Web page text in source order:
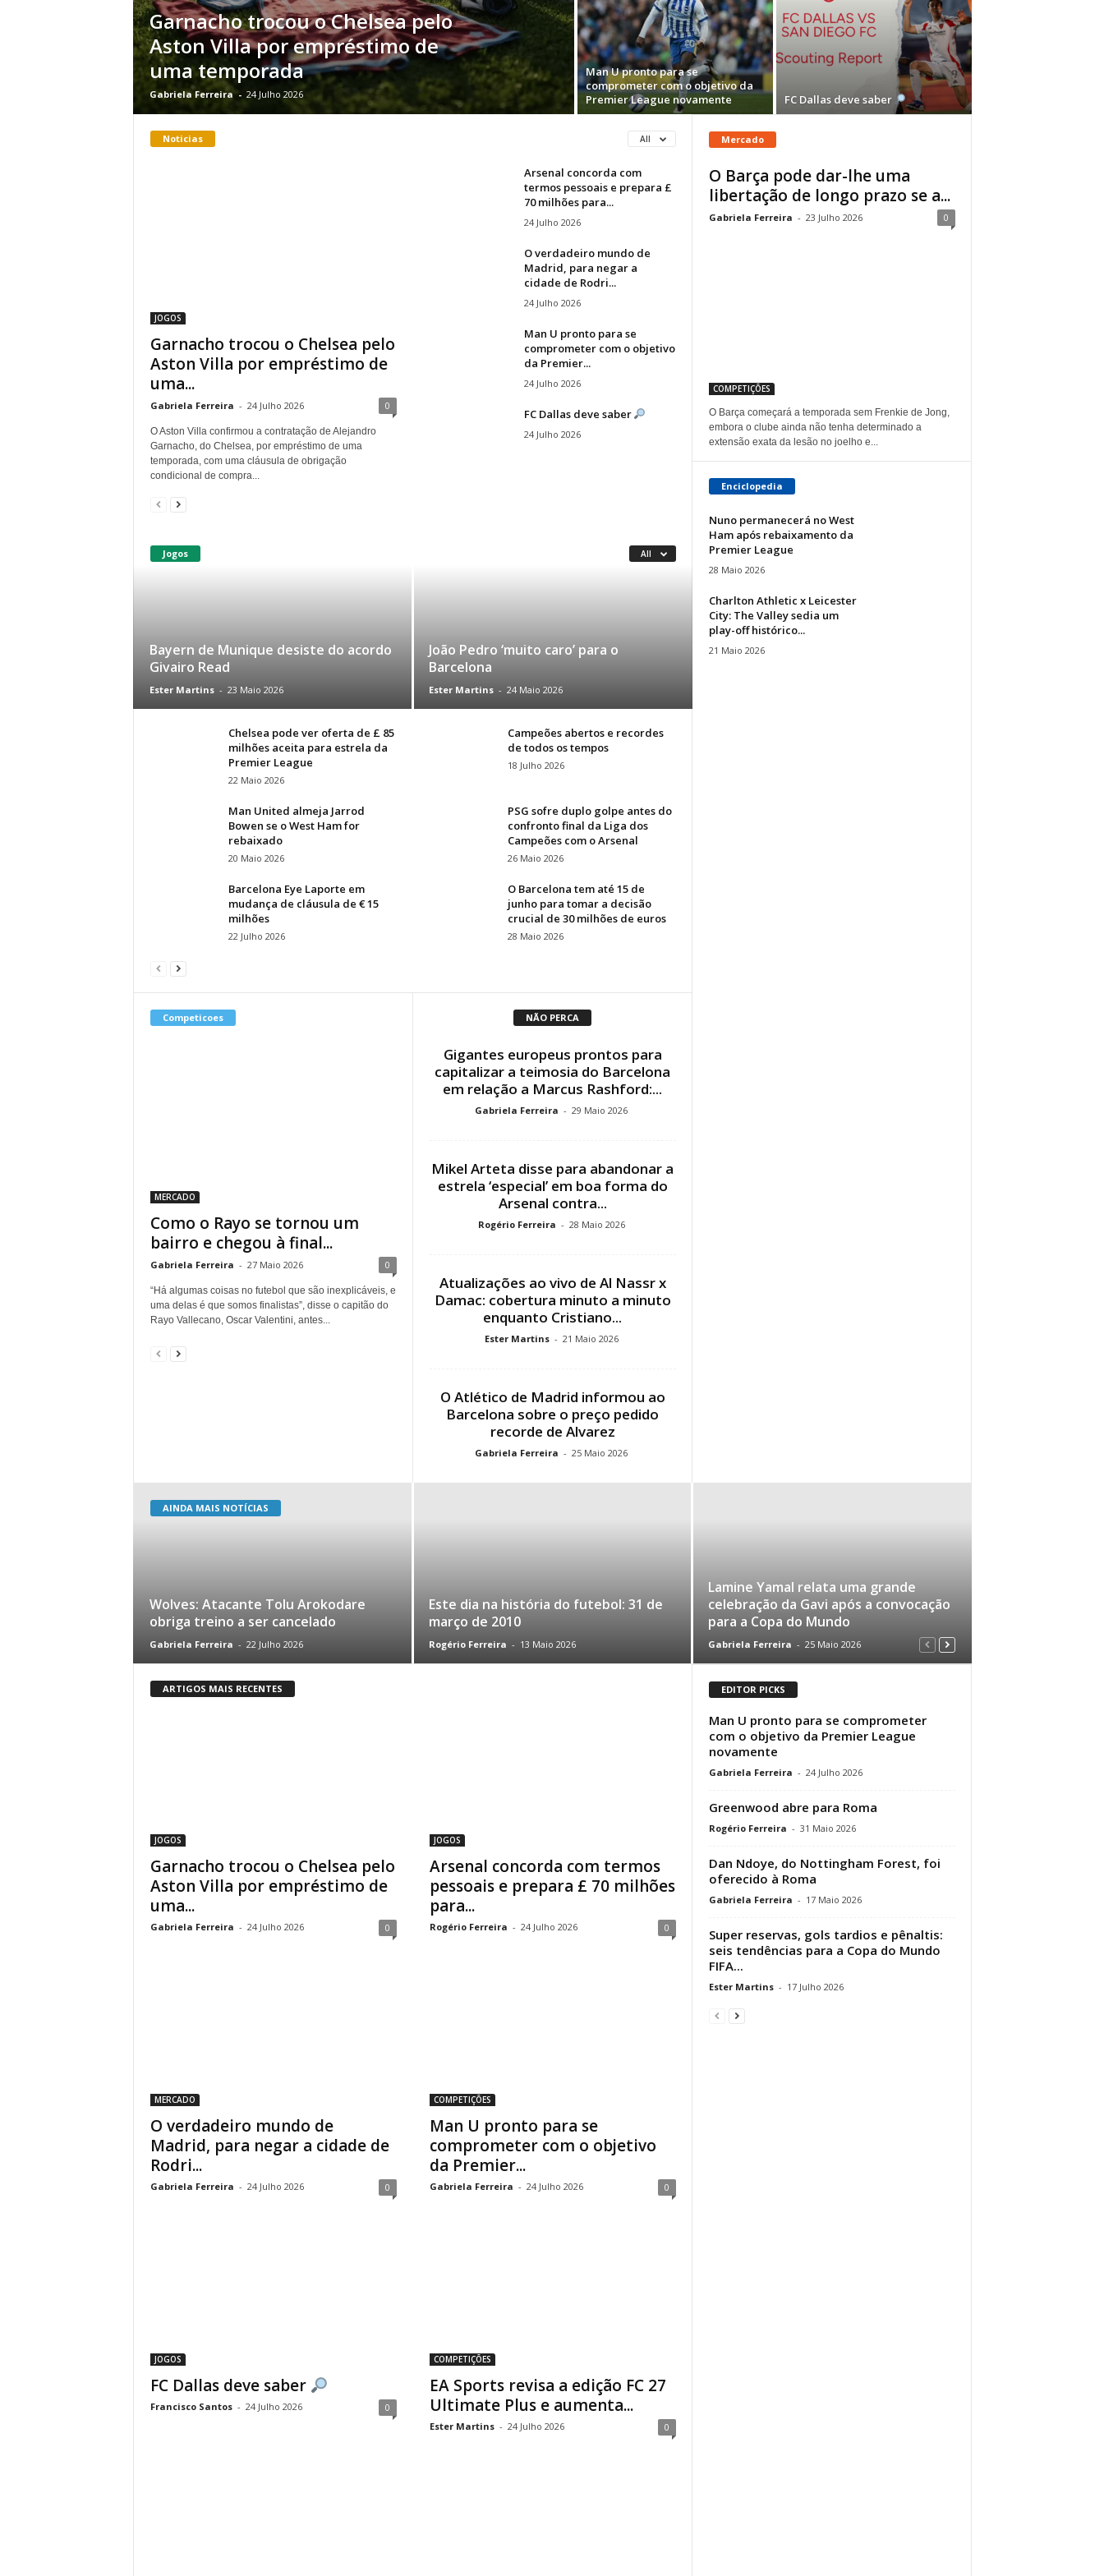
Garnacho trocou o Chelsea pelo
Aston Villa por empréstimo de
uma temporada
Gabriela Ferreira - 24 Julho 2026
Man U pronto para se
comprometer com o objetivo da
Premier League novamente
FC Dallas deve saber
Noticias All
JOGOS
Garnacho trocou o Chelsea pelo
Aston Villa por empréstimo de
uma...
Gabriela Ferreira - 24 Julho 2026 0
O Aston Villa confirmou a contratação de Alejandro
Garnacho, do Chelsea, por empréstimo de uma
temporada, com uma cláusula de obrigação
condicional de compra...
Arsenal concorda com
termos pessoais e prepara £
70 milhões para...
24 Julho 2026
O verdadeiro mundo de
Madrid, para negar a
cidade de Rodri...
24 Julho 2026
Man U pronto para se
comprometer com o objetivo
da Premier...
24 Julho 2026
FC Dallas deve saber
24 Julho 2026
Jogos All
Bayern de Munique desiste do acordo
Givairo Read
Ester Martins - 23 Maio 2026
João Pedro ‘muito caro’ para o
Barcelona
Ester Martins - 24 Maio 2026
Chelsea pode ver oferta de £ 85
milhões aceita para estrela da
Premier League
22 Maio 2026
Campeões abertos e recordes
de todos os tempos
18 Julho 2026
Man United almeja Jarrod
Bowen se o West Ham for
rebaixado
20 Maio 2026
PSG sofre duplo golpe antes do
confronto final da Liga dos
Campeões com o Arsenal
26 Maio 2026
Barcelona Eye Laporte em
mudança de cláusula de € 15
milhões
22 Julho 2026
O Barcelona tem até 15 de
junho para tomar a decisão
crucial de 30 milhões de euros
28 Maio 2026
Competicoes
MERCADO
Como o Rayo se tornou um
bairro e chegou à final...
Gabriela Ferreira - 27 Maio 2026 0
“Há algumas coisas no futebol que são inexplicáveis, e
uma delas é que somos finalistas”, disse o capitão do
Rayo Vallecano, Oscar Valentini, antes...
NÃO PERCA
Gigantes europeus prontos para
capitalizar a teimosia do Barcelona
em relação a Marcus Rashford:...
Gabriela Ferreira - 29 Maio 2026
Mikel Arteta disse para abandonar a
estrela ‘especial’ em boa forma do
Arsenal contra...
Rogério Ferreira - 28 Maio 2026
Atualizações ao vivo de Al Nassr x
Damac: cobertura minuto a minuto
enquanto Cristiano...
Ester Martins - 21 Maio 2026
O Atlético de Madrid informou ao
Barcelona sobre o preço pedido
recorde de Alvarez
Gabriela Ferreira - 25 Maio 2026
Mercado
O Barça pode dar-lhe uma
libertação de longo prazo se a...
Gabriela Ferreira - 23 Julho 2026 0
COMPETIÇÕES
O Barça começará a temporada sem Frenkie de Jong,
embora o clube ainda não tenha determinado a
extensão exata da lesão no joelho e...
Enciclopedia
Nuno permanecerá no West
Ham após rebaixamento da
Premier League
28 Maio 2026
Charlton Athletic x Leicester
City: The Valley sedia um
play-off histórico...
21 Maio 2026
AINDA MAIS NOTÍCIAS
Wolves: Atacante Tolu Arokodare
obriga treino a ser cancelado
Gabriela Ferreira - 22 Julho 2026
Este dia na história do futebol: 31 de
março de 2010
Rogério Ferreira - 13 Maio 2026
Lamine Yamal relata uma grande
celebração da Gavi após a convocação
para a Copa do Mundo
Gabriela Ferreira - 25 Maio 2026
ARTIGOS MAIS RECENTES
JOGOS
Garnacho trocou o Chelsea pelo
Aston Villa por empréstimo de
uma...
Gabriela Ferreira - 24 Julho 2026 0
JOGOS
Arsenal concorda com termos
pessoais e prepara £ 70 milhões
para...
Rogério Ferreira - 24 Julho 2026 0
MERCADO
O verdadeiro mundo de
Madrid, para negar a cidade de
Rodri...
Gabriela Ferreira - 24 Julho 2026 0
COMPETIÇÕES
Man U pronto para se
comprometer com o objetivo
da Premier...
Gabriela Ferreira - 24 Julho 2026 0
JOGOS
FC Dallas deve saber
Francisco Santos - 24 Julho 2026 0
COMPETIÇÕES
EA Sports revisa a edição FC 27
Ultimate Plus e aumenta...
Ester Martins - 24 Julho 2026 0
EDITOR PICKS
Man U pronto para se comprometer
com o objetivo da Premier League
novamente
Gabriela Ferreira - 24 Julho 2026
Greenwood abre para Roma
Rogério Ferreira - 31 Maio 2026
Dan Ndoye, do Nottingham Forest, foi
oferecido à Roma
Gabriela Ferreira - 17 Maio 2026
Super reservas, gols tardios e pênaltis:
seis tendências para a Copa do Mundo
FIFA...
Ester Martins - 17 Julho 2026